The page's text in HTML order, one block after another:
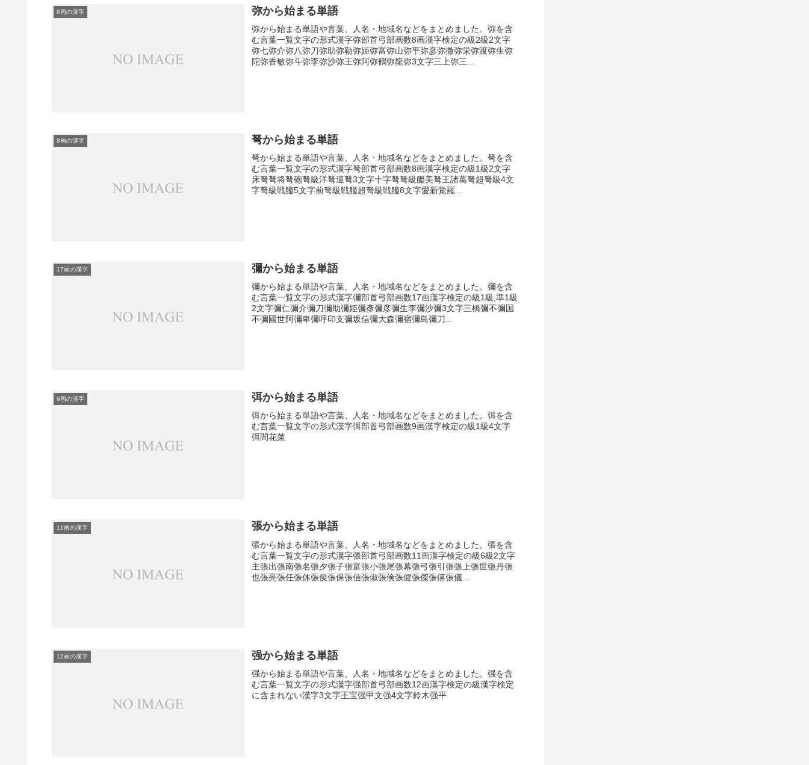
8画の漢字 弥から始まる単語
弥から始まる単語や言葉、人名・地域名などをまとめました。弥を含
む言葉一覧文字の形式漢字弥部首弓部画数8画漢字検定の級2級2文字
弥七弥介弥八弥刀弥助弥勒弥姫弥富弥山弥平弥彦弥撒弥栄弥渡弥生弥
陀弥香敏弥斗弥李弥沙弥王弥阿弥鶴弥龍弥3文字三上弥三...
8画の漢字 弩から始まる単語
弩から始まる単語や言葉、人名・地域名などをまとめました。弩を含
む言葉一覧文字の形式漢字弩部首弓部画数8画漢字検定の級1級2文字
床弩弩将弩砲弩級洋弩連弩3文字十字弩弩級艦美弩王諸葛弩超弩級4文
字弩級戦艦5文字前弩級戦艦超弩級戦艦8文字愛新覚羅...
17画の漢字 彌から始まる単語
彌から始まる単語や言葉、人名・地域名などをまとめました。彌を含
む言葉一覧文字の形式漢字彌部首弓部画数17画漢字検定の級1級,準1級
2文字彌仁彌介彌刀彌助彌姫彌彥彌彦彌生李彌沙彌3文字三橋彌不彌国
不彌國世阿彌卑彌呼印支彌坂信彌大森彌宿彌島彌刀...
9画の漢字 弭から始まる単語
弭から始まる単語や言葉、人名・地域名などをまとめました。弭を含
む言葉一覧文字の形式漢字弭部首弓部画数9画漢字検定の級1級4文字
弭間花菜
11画の漢字 張から始まる単語
張から始まる単語や言葉、人名・地域名などをまとめました。張を含
む言葉一覧文字の形式漢字張部首弓部画数11画漢字検定の級6級2文字
主張出張南張名張夕張子張富張小張尾張幕張弓張引張張上張世張丹張
也張亮張任張休張俊張保張信張俶張倹張健張傑張僖張儀...
12画の漢字 强から始まる単語
强から始まる単語や言葉、人名・地域名などをまとめました。强を含
む言葉一覧文字の形式漢字强部首弓部画数12画漢字検定の級漢字検定
に含まれない漢字3文字王宝强甲文强4文字鈴木强平